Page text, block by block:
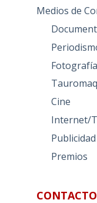
Medios de
Fotografía
Cine
Internet/
Premios
CONTACTO